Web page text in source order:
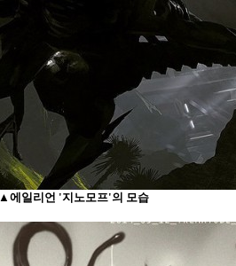
▲에일리언 '지노모프'의 모습